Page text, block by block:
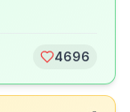
4696